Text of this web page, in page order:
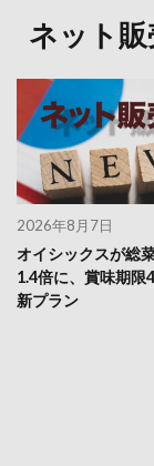
ネット販
2026年8月7日
オイシックスが総
1.4倍に、賞味期限
新プラン